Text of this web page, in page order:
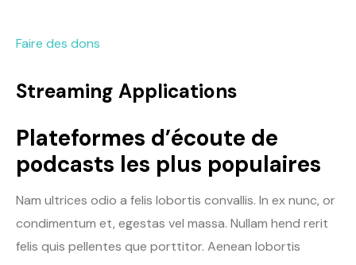
Faire des dons
Streaming Applications
Plateformes d’écoute de
podcasts les plus populaires
Nam ultrices odio a felis lobortis convallis. In ex nunc, or
condimentum et, egestas vel massa. Nullam hend rerit
felis quis pellentes que porttitor. Aenean lobortis